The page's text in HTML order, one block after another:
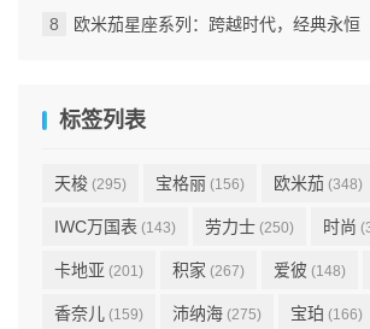
欧米茄星座系列：跨越时代，经典永恒
标签列表
天梭 (295) 宝格丽 (156) 欧米茄 (348)
IWC万国表 (143) 劳力士 (250) 时尚
卡地亚 (201) 积家 (267) 爱彼 (148)
香奈儿 (159) 沛纳海 (275) 宝珀 (166)